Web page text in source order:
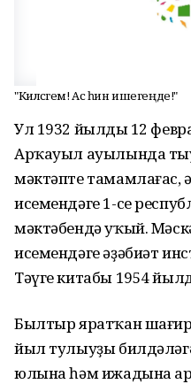
"Киләсәгем! Ас һин ишегеңде!"
Ул 1932 йылдың 12
Арҡауыл ауылында
мәктәпте тамамлағас,
исемендәге 1-се
мәктәбендә уҡый.
исемендәге әҙәбиәт
Тәүге китабы 1954
Былтыр яратҡан
йыл тулыуҙы
юлына һәм ижадына